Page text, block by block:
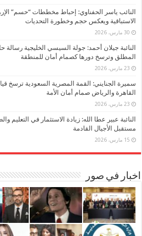
النائب ياسر الحفناوي: إحباط مخططات “حسم”
الاستباقية ويعكس حجم وخطورة التحديات
30 مارس، 2026
النائبة جيلان أحمد: جولة السيسي الخليجية
المطلق وترسخ دورها كصمام أمان للمنطقة
23 مارس، 2026
سميرة الجنايني: القمة المصرية السعودية ترسخ
القاهرة والرياض صمام أمان الأمة
23 مارس، 2026
النائبة عبير عطا الله: زيادة الاستثمار في
مستقبل الأجيال القادمة
15 مارس، 2026
اخبار في صور